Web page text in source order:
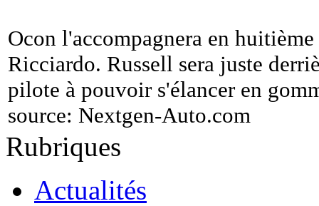
Ocon l'accompagnera en
Ricciardo. Russell sera juste
pilote à pouvoir s'élancer en
source: Nextgen-Auto.com
Rubriques
Actualités